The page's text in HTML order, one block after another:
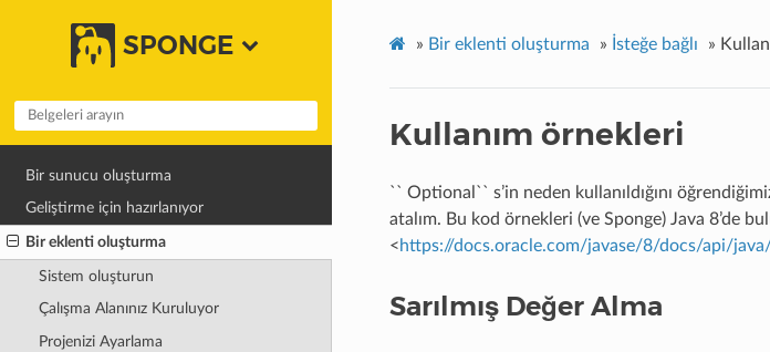
SPONGE
Bir sunucu oluşturma
Geliştirme için hazırlanıyor
Bir eklenti oluşturma
Sistem oluşturun
Çalışma Alanınız Kuruluyor
Projenizi Ayarlama
» Bir eklenti oluşturma » İsteğe bağlı »
Kullanım örnekleri
`` Optional`` s’in neden kullanıldığını
atalım. Bu kod örnekleri (ve Sponge) Java 8’de
<https://docs.oracle.com/javase/8/docs/api/
Sarılmış Değer Alma